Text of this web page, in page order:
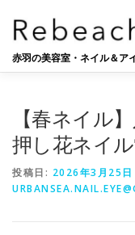
ツ
赤羽の美容室・ネイル＆ア
【春ネイル
押し花ネイ
投稿日: 2026年3月25日